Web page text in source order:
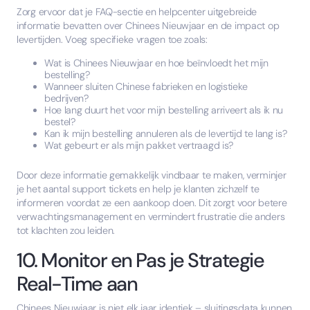
Zorg ervoor dat je FAQ-sectie en helpcenter uitgebreide
informatie bevatten over Chinees Nieuwjaar en de impact op
levertijden. Voeg specifieke vragen toe zoals:
Wat is Chinees Nieuwjaar en hoe beïnvloedt het mijn
bestelling?
Wanneer sluiten Chinese fabrieken en logistieke
bedrijven?
Hoe lang duurt het voor mijn bestelling arriveert als ik nu
bestel?
Kan ik mijn bestelling annuleren als de levertijd te lang is?
Wat gebeurt er als mijn pakket vertraagd is?
Door deze informatie gemakkelijk vindbaar te maken, verminjer
je het aantal support tickets en help je klanten zichzelf te
informeren voordat ze een aankoop doen. Dit zorgt voor betere
verwachtingsmanagement en vermindert frustratie die anders
tot klachten zou leiden.
10. Monitor en Pas je Strategie
Real-Time aan